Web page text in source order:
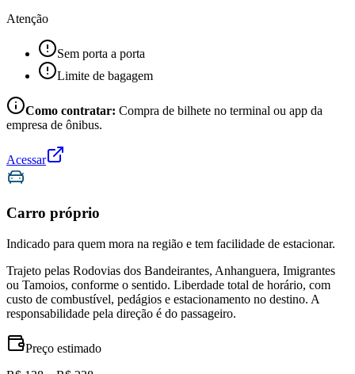
Atenção
Sem porta a porta
Limite de bagagem
Como contratar: Compra de bilhete no terminal ou app da
empresa de ônibus.
Acessar
Carro próprio
Indicado para quem mora na região e tem facilidade de estacionar.
Trajeto pelas Rodovias dos Bandeirantes, Anhanguera, Imigrantes
ou Tamoios, conforme o sentido. Liberdade total de horário, com
custo de combustível, pedágios e estacionamento no destino. A
responsabilidade pela direção é do passageiro.
Preço estimado